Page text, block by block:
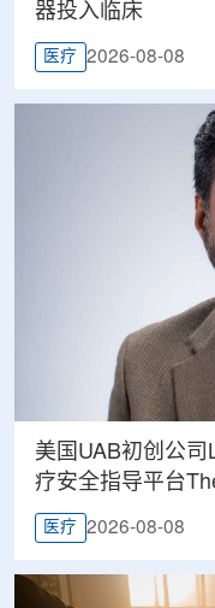
器投入临床
医疗 2026-08-08
美国UAB初创公
疗安全指导平台
医疗 2026-08-08